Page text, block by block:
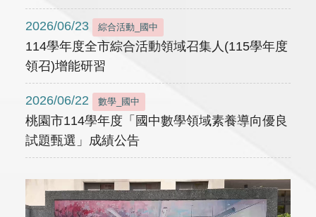
2026/06/23 綜合活動_國中
114學年度全市綜合活動領域召集人(115學年度
領召)增能研習
2026/06/22 數學_國中
桃園市114學年度「國中數學領域素養導向優良
試題甄選」成績公告